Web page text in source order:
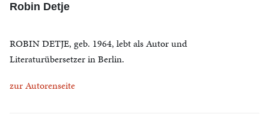
Robin Detje
ROBIN DETJE, geb. 1964, lebt als Autor und
Literaturübersetzer in Berlin.
zur Autorenseite